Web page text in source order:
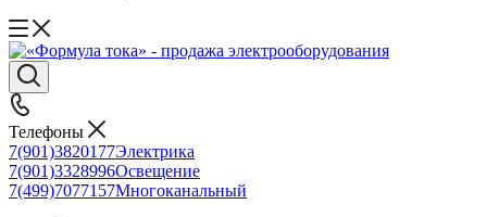
Телефоны
7(901)3820177Электрика
7(901)3328996Освещение
7(499)7077157Многоканальный